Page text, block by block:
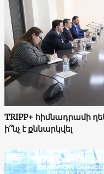
TRIPP+ հիմնադրամի
ի՞նչ է քննարկվել